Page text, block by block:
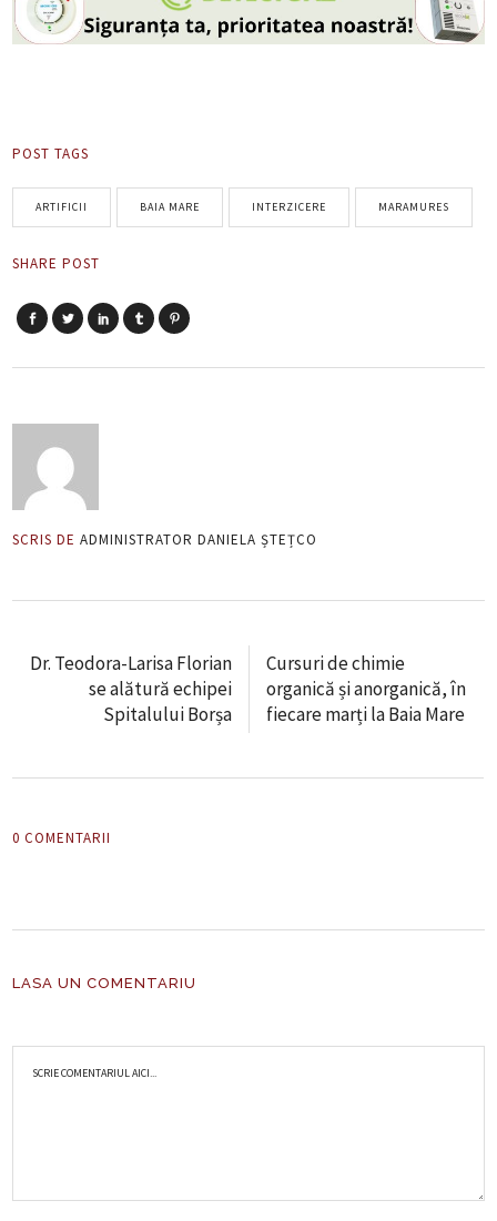
POST TAGS
ARTIFICII BAIA MARE INTERZICERE MARAMURES
SHARE POST
SCRIS DE ADMINISTRATOR DANIELA ȘTEȚCO
Dr. Teodora-Larisa Florian
se alătură echipei
Spitalului Borșa
Cursuri de chimie
organică și anorganică, în
fiecare marți la Baia Mare
0 COMENTARII
LASA UN COMENTARIU